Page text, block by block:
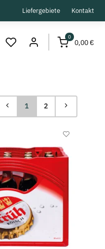
Liefergebiete Kontakt
0
0,00 €
1 2